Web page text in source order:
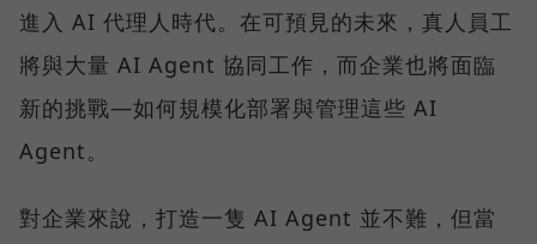
進入 AI 代理人時代。在可預見的未來，真人員工
將與大量 AI Agent 協同工作，而企業也將面臨
新的挑戰—如何規模化部署與管理這些 AI
Agent。
對企業來說，打造一隻 AI Agent 並不難，但當